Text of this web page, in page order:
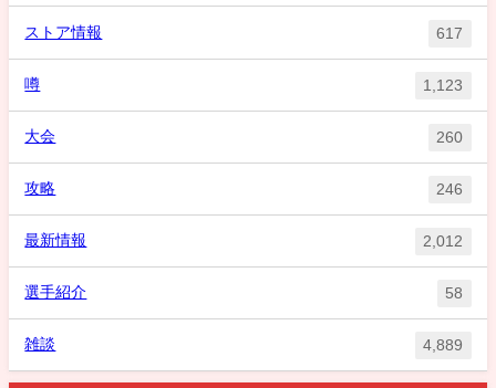
ストア情報 617
噂 1,123
大会 260
攻略 246
最新情報 2,012
選手紹介 58
雑談 4,889